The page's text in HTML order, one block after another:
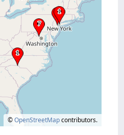
©OpenStreetMapcontributors.